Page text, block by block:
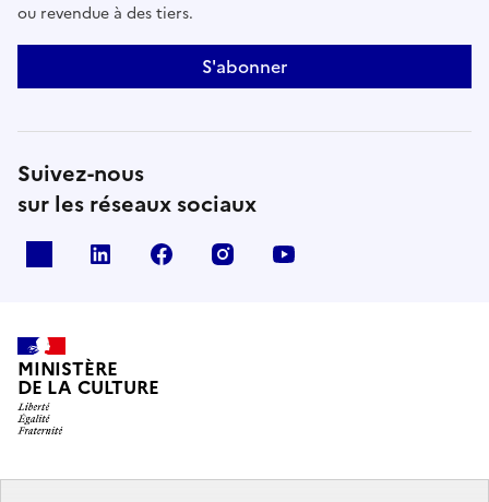
ou revendue à des tiers.
S'abonner
Suivez-nous
sur les réseaux sociaux
linkedin facebook instagram
MINISTÈRE
DE LA CULTURE